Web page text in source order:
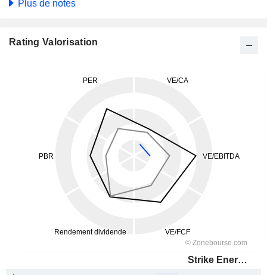
Plus de notes
Rating Valorisation
Strike Energy Limited